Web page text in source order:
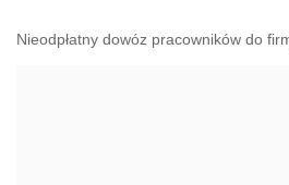
Nieodpłatny dowóz pracowników do